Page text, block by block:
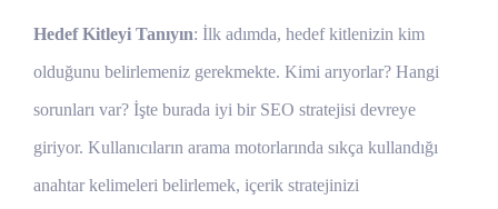
Hedef Kitleyi Tanıyın: İlk adımda, hedef kitlenizin kim
olduğunu belirlemeniz gerekmekte. Kimi arıyorlar? Hangi
sorunları var? İşte burada iyi bir SEO stratejisi devreye
giriyor. Kullanıcıların arama motorlarında sıkça kullandığı
anahtar kelimeleri belirlemek, içerik stratejinizi